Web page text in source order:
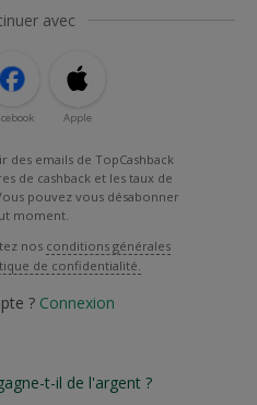
avec
Apple
des emails de TopCashback
de cashback et les taux de
pouvez vous désabonner
moment.
nos conditions générales
de confidentialité.
? Connexion
t-il de l'argent ?